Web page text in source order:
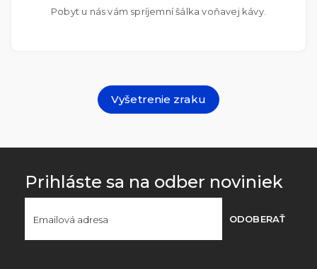
Pobyt u nás vám spríjemní šálka voňavej kávy.
Vyšetrenie zraku
Prihláste sa na odber noviniek
ODOBERAŤ